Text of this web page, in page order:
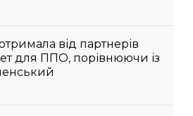
від партнерів
для ППО, порівнюючи із